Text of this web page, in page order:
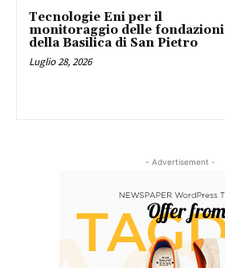
Tecnologie Eni per il
monitoraggio delle fondazioni
della Basilica di San Pietro
Luglio 28, 2026
- Advertisement -